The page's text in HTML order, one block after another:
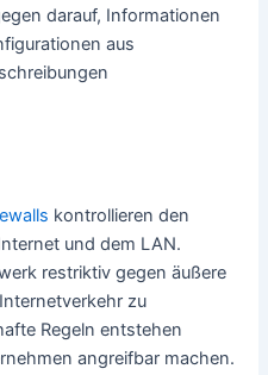
darauf, Informationen
aus
kontrollieren den
und dem LAN.
restriktiv gegen äußere
zu
Regeln entstehen
angreifbar machen.